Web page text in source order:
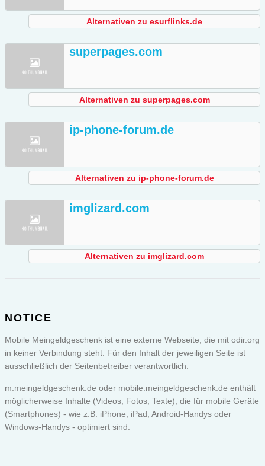
Alternativen zu esurflinks.de
superpages.com
Alternativen zu superpages.com
ip-phone-forum.de
Alternativen zu ip-phone-forum.de
imglizard.com
Alternativen zu imglizard.com
NOTICE
Mobile Meingeldgeschenk ist eine externe Webseite, die mit odir.org
in keiner Verbindung steht. Für den Inhalt der jeweiligen Seite ist
ausschließlich der Seitenbetreiber verantwortlich.
m.meingeldgeschenk.de oder mobile.meingeldgeschenk.de enthält
möglicherweise Inhalte (Videos, Fotos, Texte), die für mobile Geräte
(Smartphones) - wie z.B. iPhone, iPad, Android-Handys oder
Windows-Handys - optimiert sind.